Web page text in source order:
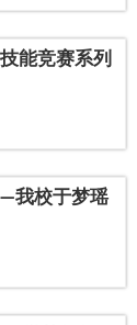
能竞赛系列
我校于梦瑶